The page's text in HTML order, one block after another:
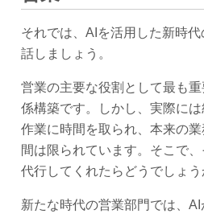
それでは、AIを活用した新時
話しましょう。
営業の主要な役割として最も
係構築です。しかし、実際に
作業に時間を取られ、本来の
間は限られています。そこで
代行してくれたらどうでしょう
新たな時代の営業部門では、